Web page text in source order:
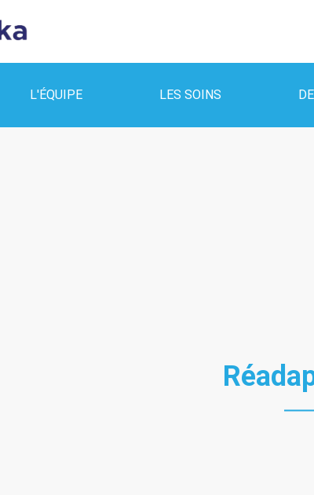
L'ÉQUIPE LES SOINS